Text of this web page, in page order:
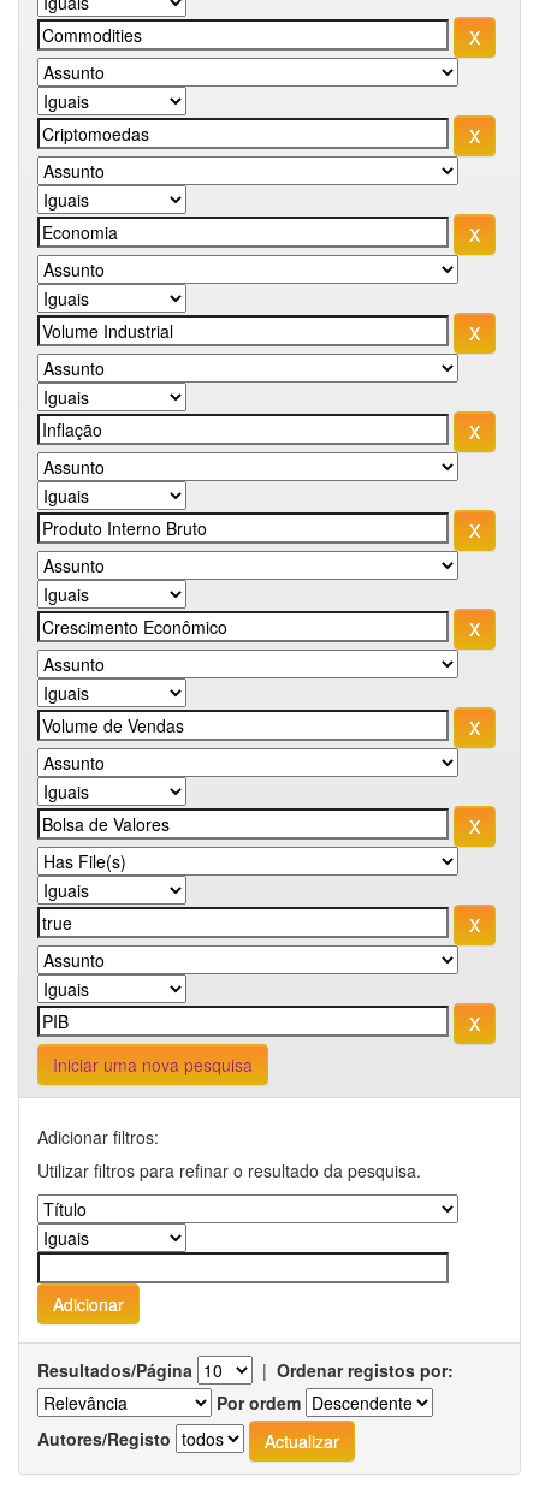
Iniciar uma nova pesquisa
Adicionar filtros:
Utilizar filtros para refinar o resultado da pesquisa.
Resultados/Página | Ordenar registos por:
Por ordem
Autores/Registo